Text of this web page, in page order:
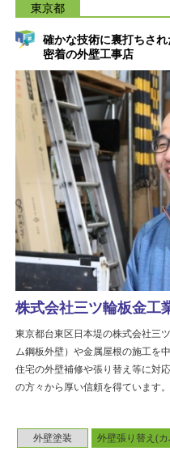
東京都
確かな技術に裏打ちさ
密着の外壁工事店
外壁塗装 外壁張り替え(
株式会社三ツ輪板金工
東京都台東区日本堤の株式会社三
ム鋼板外壁）や金属屋根の施工を
住宅の外壁補修や張り替え等に対
の方々から厚い信頼を得ています。